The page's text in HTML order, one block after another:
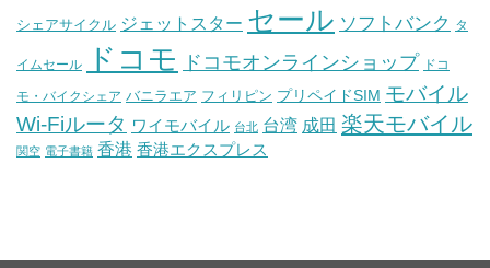
シェアサイクル ジェットスター セール ソフトバンク タ
イムセール ドコモ ドコモオンラインショップ ドコ
モ・バイクシェア バニラエア フィリピン プリペイドSIM モバイル
Wi-Fiルータ ワイモバイル 台北 台湾 成田 楽天モバイル
関空 電子書籍 香港 香港エクスプレス